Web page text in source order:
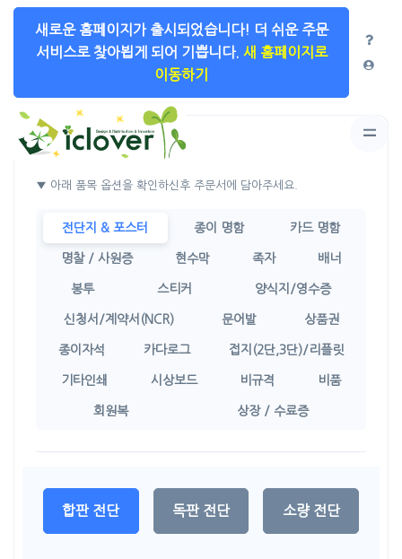
새로운 홈페이지가 출시되었습니다! 더 쉬운 주문
서비스로 찾아뵙게 되어 기쁩니다. 새 홈페이지로
이동하기
상품선택
▼ 아래 품목 옵션을 확인하신후 주문서에 담아주세요.
전단지 & 포스터 종이 명함 카드 명함
명찰 / 사원증 현수막 족자 배너
봉투 스티커 양식지/영수증
신청서/계약서(NCR) 문어발 상품권
종이자석 카다로그 접지(2단,3단)/리플릿
기타인쇄 시상보드 비규격 비품
회원복 상장 / 수료증
합판 전단 독판 전단 소량 전단